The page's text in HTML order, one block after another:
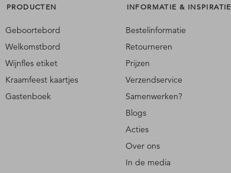
PRODUCTEN
Geboortebord
Welkomstbord
Wijnfles etiket
Kraamfeest kaartjes
Gastenboek
INFORMATIE & INSPIRATIE
Bestelinformatie
Retourneren
Prijzen
Verzendservice
Samenwerken?
Blogs
Acties
Over ons
In de media